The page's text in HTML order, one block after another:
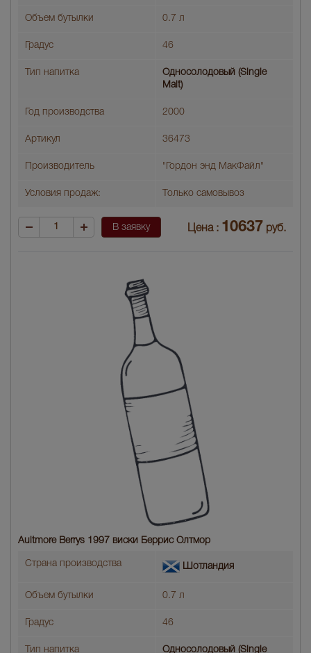
Объем бутылки 0.7 л
Градус 46
Тип напитка
Односолодовый (Single
Malt)
Год производства 2000
Артикул 36473
Производитель "Гордон энд МакФайл"
Условия продаж: Только самовывоз
В заявку Цена : 10637 руб.
Aultmore Berrys 1997 виски Беррис Олтмор
Страна производства Шотландия
Объем бутылки 0.7 л
Градус 46
Тип напитка
Односолодовый (Single